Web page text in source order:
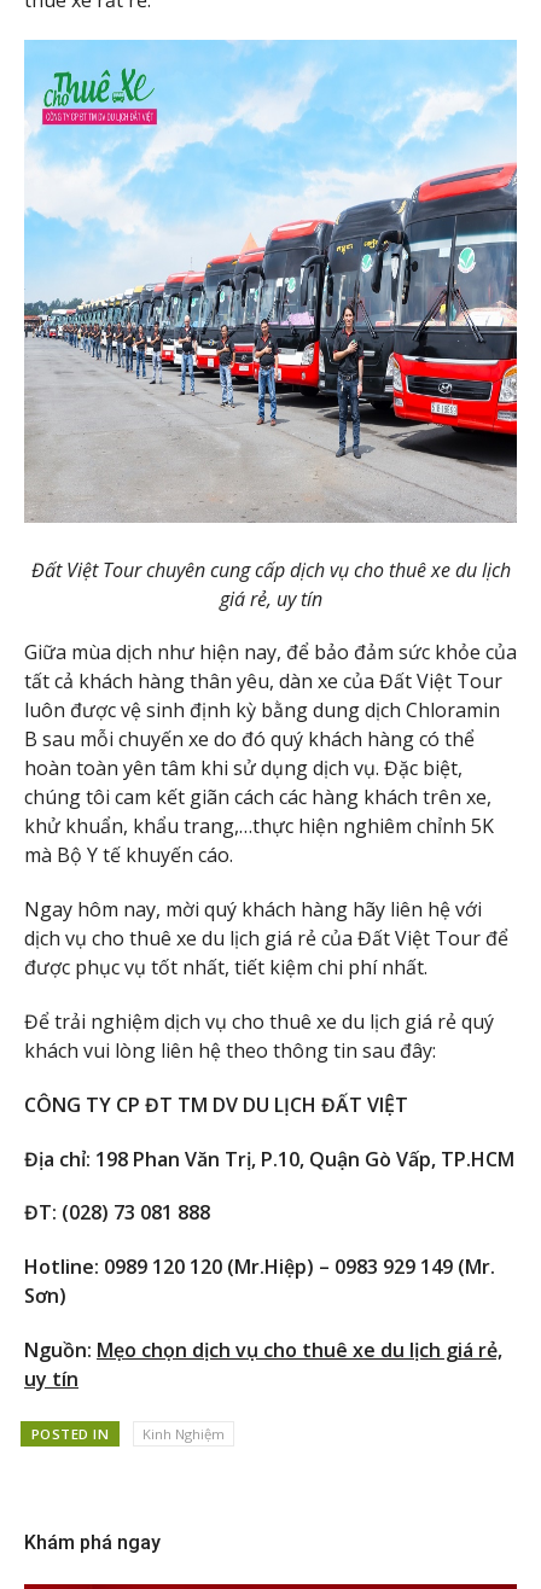
Đất Việt Tour chuyên cung cấp dịch vụ cho thuê xe du lịch
giá rẻ, uy tín
Giữa mùa dịch như hiện nay, để bảo đảm sức khỏe của
tất cả khách hàng thân yêu, dàn xe của Đất Việt Tour
luôn được vệ sinh định kỳ bằng dung dịch Chloramin
B sau mỗi chuyến xe do đó quý khách hàng có thể
hoàn toàn yên tâm khi sử dụng dịch vụ. Đặc biệt,
chúng tôi cam kết giãn cách các hàng khách trên xe,
khử khuẩn, khẩu trang,…thực hiện nghiêm chỉnh 5K
mà Bộ Y tế khuyến cáo.
Ngay hôm nay, mời quý khách hàng hãy liên hệ với
dịch vụ cho thuê xe du lịch giá rẻ của Đất Việt Tour để
được phục vụ tốt nhất, tiết kiệm chi phí nhất.
Để trải nghiệm dịch vụ cho thuê xe du lịch giá rẻ quý
khách vui lòng liên hệ theo thông tin sau đây:
CÔNG TY CP ĐT TM DV DU LỊCH ĐẤT VIỆT
Địa chỉ: 198 Phan Văn Trị, P.10, Quận Gò Vấp, TP.HCM
ĐT: (028) 73 081 888
Hotline: 0989 120 120 (Mr.Hiệp) – 0983 929 149 (Mr.
Sơn)
Nguồn: Mẹo chọn dịch vụ cho thuê xe du lịch giá rẻ,
uy tín
POSTED IN Kinh Nghiệm
Khám phá ngay